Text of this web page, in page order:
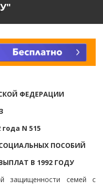
ФЕДЕРАЦИИ
N 515
ПОСОБИЙ
В 1992 ГОДУ
защищенности семей с